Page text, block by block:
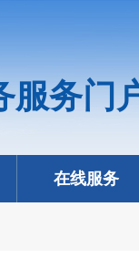
服务门
在线服务